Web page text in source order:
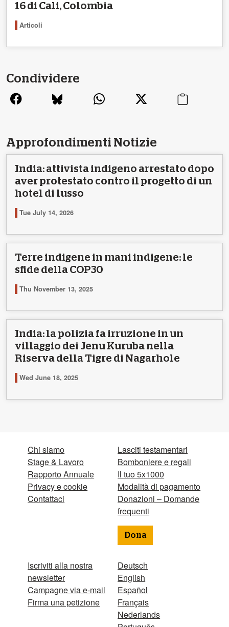
16 di Cali, Colombia
Articoli
Condividere
Approfondimenti Notizie
India: attivista indigeno arrestato dopo
aver protestato contro il progetto di un
hotel di lusso
Tue July 14, 2026
Terre indigene in mani indigene: le
sfide della COP30
Thu November 13, 2025
India: la polizia fa irruzione in un
villaggio dei Jenu Kuruba nella
Riserva della Tigre di Nagarhole
Wed June 18, 2025
Chi siamo
Stage & Lavoro
Rapporto Annuale
Privacy e cookie
Contattaci
Iscriviti alla nostra
newsletter
Campagne via e-mail
Firma una petizione
Lasciti testamentari
Bomboniere e regali
Il tuo 5x1000
Modalità di pagamento
Donazioni – Domande
frequenti
Dona
Deutsch
English
Español
Français
Nederlands